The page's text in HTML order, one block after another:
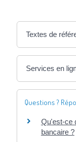
Textes de
Services en
Questions ?
Qu'est-ce
bancaire ?